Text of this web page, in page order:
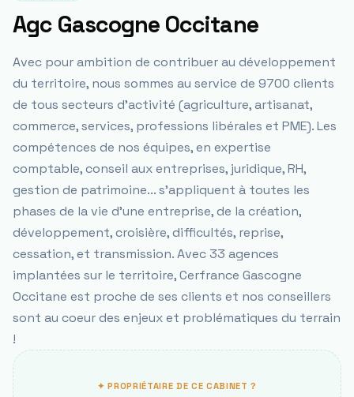
Agc Gascogne Occitane
Avec pour ambition de contribuer au développement
du territoire, nous sommes au service de 9700 clients
de tous secteurs d'activité (agriculture, artisanat,
commerce, services, professions libérales et PME). Les
compétences de nos équipes, en expertise
comptable, conseil aux entreprises, juridique, RH,
gestion de patrimoine... s'appliquent à toutes les
phases de la vie d'une entreprise, de la création,
développement, croisière, difficultés, reprise,
cessation, et transmission. Avec 33 agences
implantées sur le territoire, Cerfrance Gascogne
Occitane est proche de ses clients et nos conseillers
sont au coeur des enjeux et problématiques du terrain
!
✦ PROPRIÉTAIRE DE CE CABINET ?